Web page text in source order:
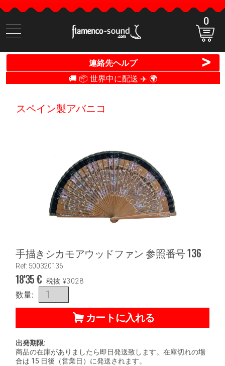
商
品
検
0
連絡先ヘルプ >
🚚 📦 世界中に配送 ✈️ 🌍
スペイン製アバニコ
手描きシカモアウッドファン 参照番号 136
Ref: 500320136
18'35€ 税抜 ¥3028
数量:
カートに入れる
出発期限:
商品の在庫がありましたら即日発送致します。在庫切れの場
合は 15 日後（営業日）に発送されます。